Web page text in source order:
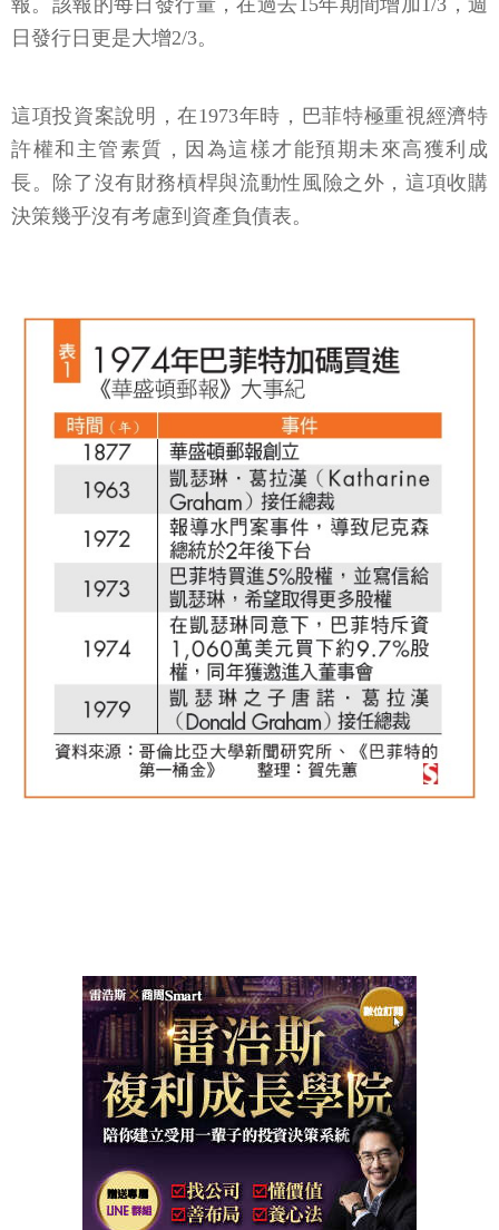
日發行日更是大增2/3。
這項投資案說明，在1973年時，巴菲特極重視經濟特
許權和主管素質，因為這樣才能預期未來高獲利成
長。除了沒有財務槓桿與流動性風險之外，這項收購
決策幾乎沒有考慮到資產負債表。